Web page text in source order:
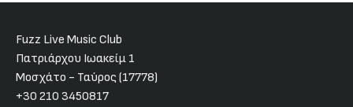
Fuzz Live Music Club
Πατριάρχου Ιωακείμ 1
Μοσχάτο - Ταύρος (17778)
+30 210 3450817